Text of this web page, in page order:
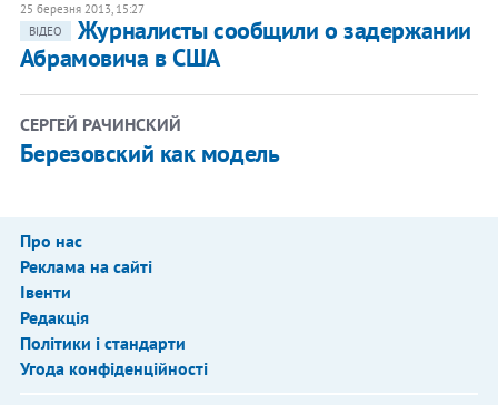
25 березня 2013, 15:27
ВІДЕО
Журналисты сообщили о задержании
Абрамовича в США
СЕРГЕЙ РАЧИНСКИЙ
Березовский как модель
Про нас
Реклама на сайті
Івенти
Редакція
Політики і стандарти
Угода конфіденційності